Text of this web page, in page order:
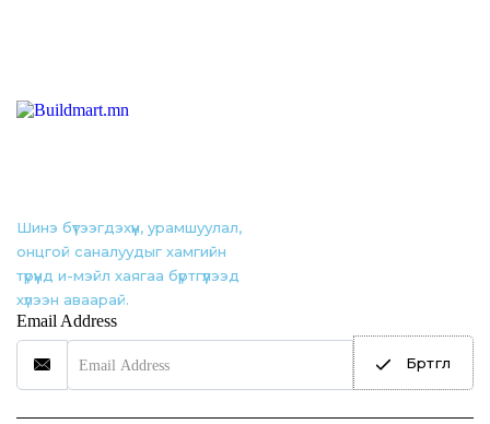
Шинэ бүтээгдэхүүн, урамшуулал,
онцгой саналуудыг хамгийн
түрүүнд и-мэйл хаягаа бүртгүүлээд
хүлээн аваарай.
Email Address
Бүртгүүл